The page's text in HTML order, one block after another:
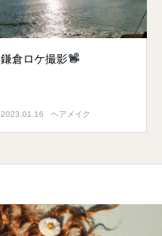
鎌倉ロケ撮影
2023.01.16 ヘアメイク